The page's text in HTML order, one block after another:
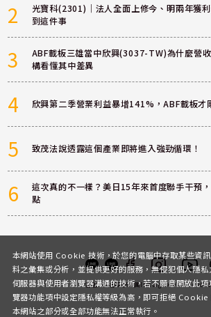
2
光寶科(2301)｜法人全面上修今、明兩年獲
到這件事
3
ABF載板三雄當中欣興(3037-TW)為什麼營
構看懂其中差異
4 欣興第二季營業利益暴增141%，ABF載板才
5 致茂法說透露這個產業即將進入強勁循環！
6
這次真的不一樣？美日15年來首度聯手干預
點
客服 討論區粉絲團InstagramYoutube
本網站使用 Cookie 技術，於您的電腦中存取某些資
料之彙集或分析，並提供更好的服務，無侵犯個人隱
伺服器與使用者瀏覽器溝通的技術，若不願意開放此
覽器功能項中設定隱私權等級為高，即可拒絕 Cookie
本網站之部分或全部功能無法正常執行。